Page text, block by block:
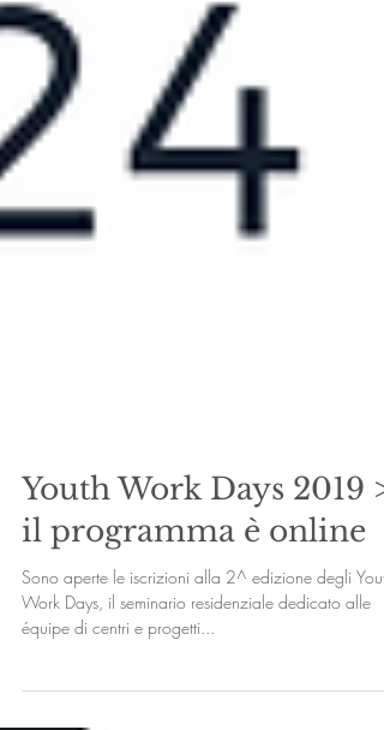
Youth Work Days 2019 >
il programma è online
Sono aperte le iscrizioni alla 2^ edizione degli Youth
équipe di centri e progetti...